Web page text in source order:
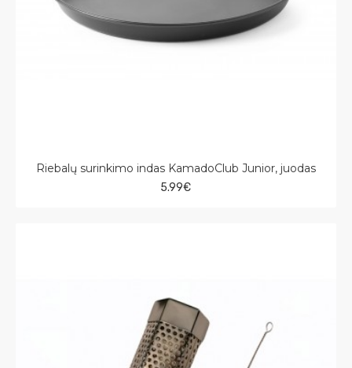
Riebalų surinkimo indas KamadoClub Junior, juodas
5.99€